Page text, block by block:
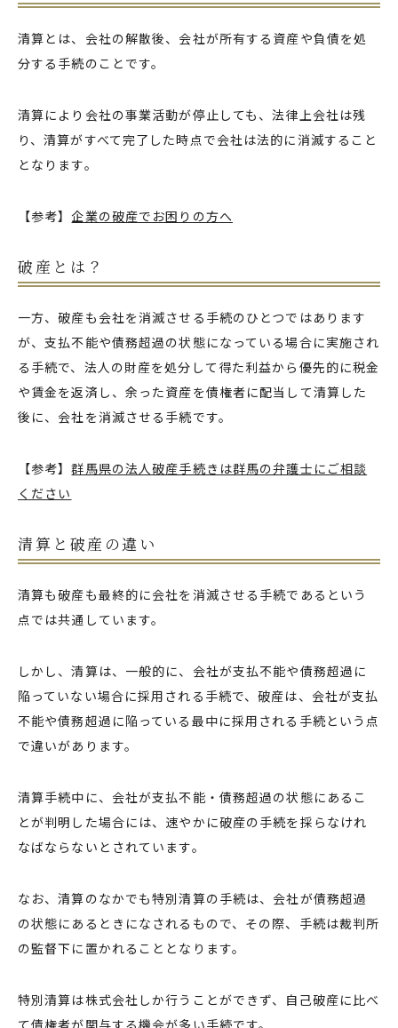
清算とは、会社の解散後、会社が所有する資産や負債を処
分する手続のことです。
清算により会社の事業活動が停止しても、法律上会社は残
り、清算がすべて完了した時点で会社は法的に消滅すること
となります。
【参考】企業の破産でお困りの方へ
破産とは？
一方、破産も会社を消滅させる手続のひとつではあります
が、支払不能や債務超過の状態になっている場合に実施され
る手続で、法人の財産を処分して得た利益から優先的に税金
や賃金を返済し、余った資産を債権者に配当して清算した
後に、会社を消滅させる手続です。
【参考】群馬県の法人破産手続きは群馬の弁護士にご相談
ください
清算と破産の違い
清算も破産も最終的に会社を消滅させる手続であるという
点では共通しています。
しかし、清算は、一般的に、会社が支払不能や債務超過に
陥っていない場合に採用される手続で、破産は、会社が支払
不能や債務超過に陥っている最中に採用される手続という点
で違いがあります。
清算手続中に、会社が支払不能・債務超過の状態にあるこ
とが判明した場合には、速やかに破産の手続を採らなけれ
なばならないとされています。
なお、清算のなかでも特別清算の手続は、会社が債務超過
の状態にあるときになされるもので、その際、手続は裁判所
の監督下に置かれることとなります。
特別清算は株式会社しか行うことができず、自己破産に比べ